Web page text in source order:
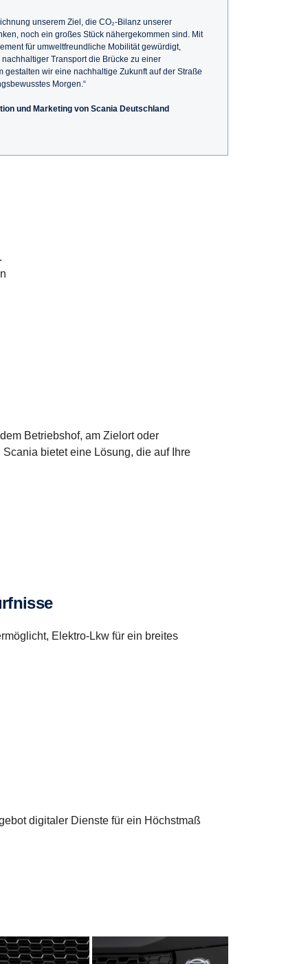
unserem Ziel, die CO₂-Bilanz unserer
noch ein großes Stück nähergekommen sind. Mit
für umweltfreundliche Mobilität gewürdigt,
Transport die Brücke zu einer
gestalten wir eine nachhaltige Zukunft auf der Straße
Morgen.“
und Marketing von Scania Deutschland
Betriebshof, am Zielort oder
bietet eine Lösung, die auf Ihre
Elektro-Lkw für ein breites
digitaler Dienste für ein Höchstmaß